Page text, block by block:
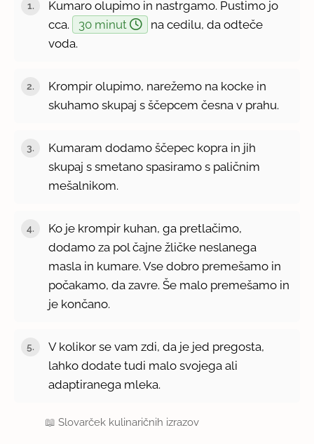
Kumaro olupimo in nastrgamo. Pustimo jo
cca.
30 minut
na cedilu, da odteče
voda.
Krompir olupimo, narežemo na kocke in
skuhamo skupaj s ščepcem česna v prahu.
Kumaram dodamo ščepec kopra in jih
skupaj s smetano spasiramo s paličnim
mešalnikom.
Ko je krompir kuhan, ga pretlačimo,
dodamo za pol čajne žličke neslanega
masla in kumare. Vse dobro premešamo in
počakamo, da zavre. Še malo premešamo in
je končano.
V kolikor se vam zdi, da je jed pregosta,
lahko dodate tudi malo svojega ali
adaptiranega mleka.
📖Slovarček kulinaričnih izrazov